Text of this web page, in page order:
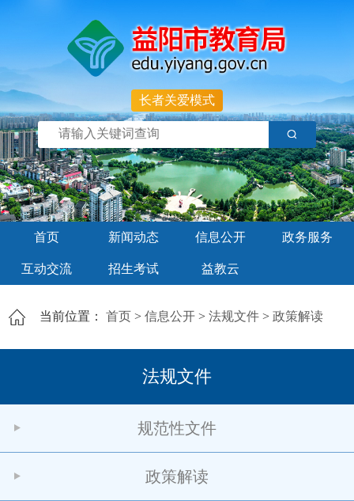
长者关爱模式
首页 新闻动态 信息公开 政务服务
互动交流 招生考试 益教云
当前位置： 首页 > 信息公开 > 法规文件 > 政策解读
法规文件
规范性文件
政策解读